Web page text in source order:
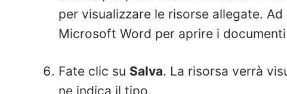
per visualizzare le risorse allegate.
Microsoft Word per aprire i
Fate clic su Salva. La risorsa verrà
ne indica il tipo.